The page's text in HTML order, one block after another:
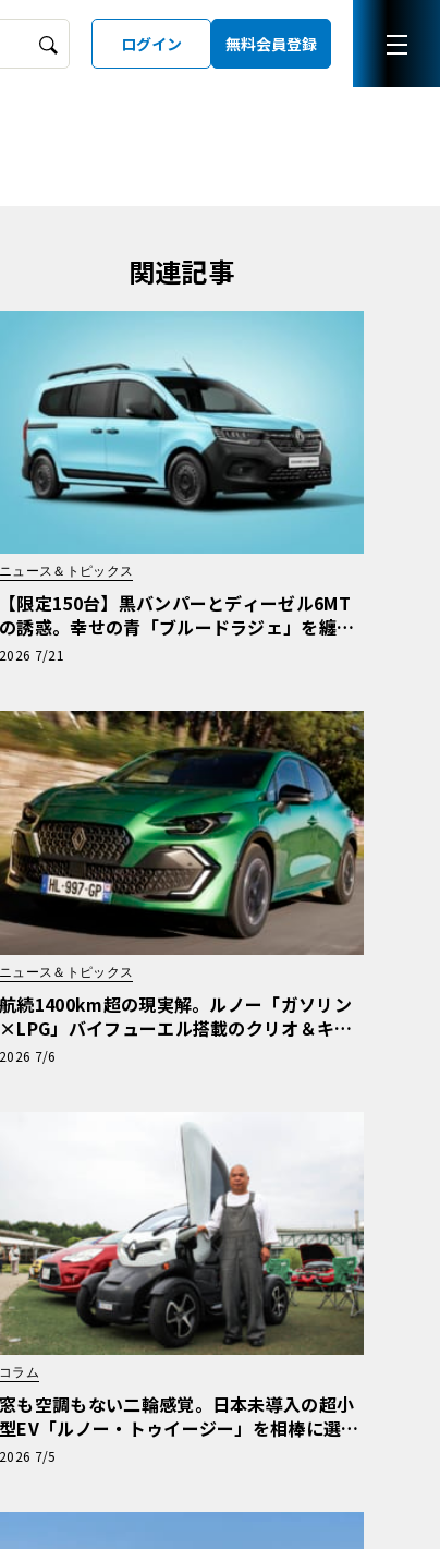
ログイン 無料会員登録
関連記事
ニュース＆トピックス
【限定150台】黒バンパーとディーゼル6MT
の誘惑。幸せの青「ブルードラジェ」を纏う
カングー・クルール
2026 7/21
ニュース＆トピックス
航続1400km超の現実解。ルノー「ガソリン
×LPG」バイフューエル搭載のクリオ＆キャ
プチャーが示す真価
2026 7/6
コラム
窓も空調もない二輪感覚。日本未導入の超小
型EV「ルノー・トゥイージー」を相棒に選ん
だ理由【愛車群像】
2026 7/5